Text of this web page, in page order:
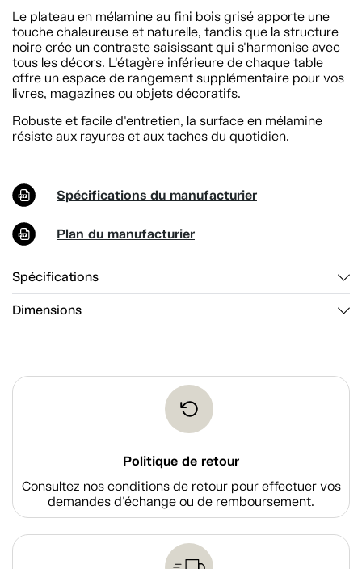
Le plateau en mélamine au fini bois grisé apporte une
touche chaleureuse et naturelle, tandis que la structure
noire crée un contraste saisissant qui s'harmonise avec
tous les décors. L'étagère inférieure de chaque table
offre un espace de rangement supplémentaire pour vos
livres, magazines ou objets décoratifs.
Robuste et facile d'entretien, la surface en mélamine
résiste aux rayures et aux taches du quotidien.
Spécifications du manufacturier
Plan du manufacturier
Spécifications
Dimensions
Politique de retour
Consultez nos conditions de retour pour effectuer vos
demandes d'échange ou de remboursement.